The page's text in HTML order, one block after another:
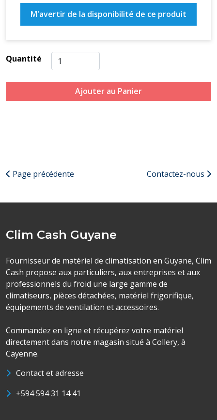
M'avertir de la disponibilité de ce produit
Quantité
Ajouter au Panier
Page précédente Contactez-nous
Clim Cash Guyane
Fournisseur de matériel de climatisation en Guyane, Clim
Cash propose aux particuliers, aux entreprises et aux
professionnels du froid une large gamme de
climatiseurs, pièces détachées, matériel frigorifique,
équipements de ventilation et accessoires.
Commandez en ligne et récupérez votre matériel
directement dans notre magasin situé à Collery, à
Cayenne.
Contact et adresse
+594 594 31 14 41